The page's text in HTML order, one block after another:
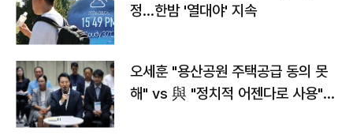
정…한밤 '열대야' 지속
오세훈 "용산공원 주택공급 동의 못
해" vs 與 "정치적 어젠다로 사용"